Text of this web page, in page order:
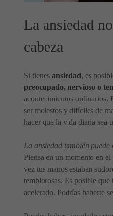
La ansiedad
cabeza
Si tienes ansiedad, es
preocupado, nervioso o
acontecimientos ordinarios.
ser molestos y difíciles de
hacer que la vida diaria sea
La ansiedad también puede
Piensa en un momento en
vez tus manos estaban
temblorosas. Es posible que
acelerado. Podrías haberte